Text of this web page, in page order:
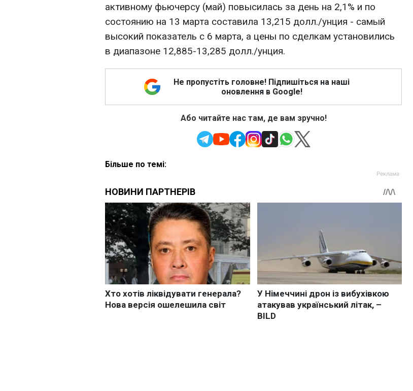
активному фьючерсу (май) повысилась за день на 2,1% и по
состоянию на 13 марта составила 13,215 долл./унция - самый
высокий показатель с 6 марта, а цены по сделкам установились
в диапазоне 12,885-13,285 долл./унция.
Не пропустіть головне! Підпишіться на наші
оновлення в Google!
Або читайте нас там, де вам зручно!
Більше по темі: